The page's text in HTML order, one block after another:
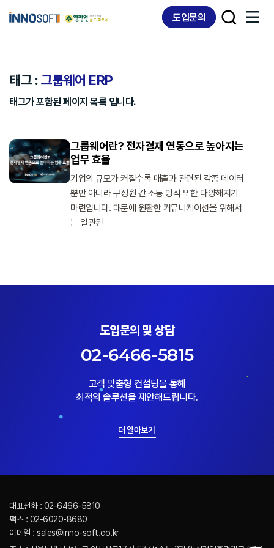
links
도입문의
태그 :그룹웨어 ERP
태그가 포함된 페이지 목록 입니다.
그룹웨어란? 전자결재 연동으로 높아지는
업무 효율
기업의 규모가 커질수록 매출과 관련된 각종 데이터
뿐만 아니라 구성원 간 소통 방식 또한 다양해지기
마련입니다. 때문에 원활한 커뮤니케이션을 위해서
는 일관된
도입문의 및 상담
02-6466-5815
고객 맞춤형 컨설팅을 통해
최적의 솔루션을 제안해드립니다.
더 알아보기
대표전화 : 02-6466-5810
팩스 : 02-6020-8680
이메일 : sales@inno-soft.co.kr